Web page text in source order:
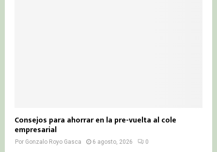
Consejos para ahorrar en la pre-vuelta al cole
empresarial
Por Gonzalo Royo Gasca 6 agosto, 2026 0